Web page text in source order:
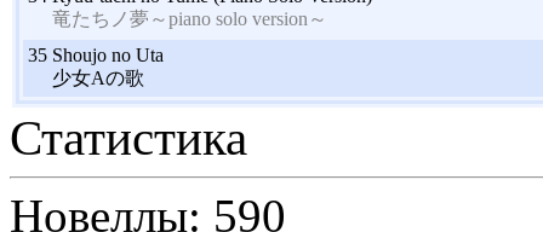
竜たちノ夢～piano solo version～
35 Shoujo no Uta
少女Aの歌
Статистика
Новеллы: 590